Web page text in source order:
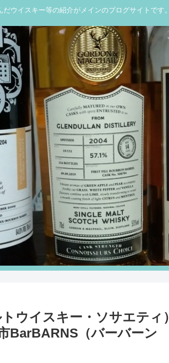
だウイスキー等の紹介がメインのブログサイトです。
ウイスキー・ソサエティ）
BarBARNS（バーバーン